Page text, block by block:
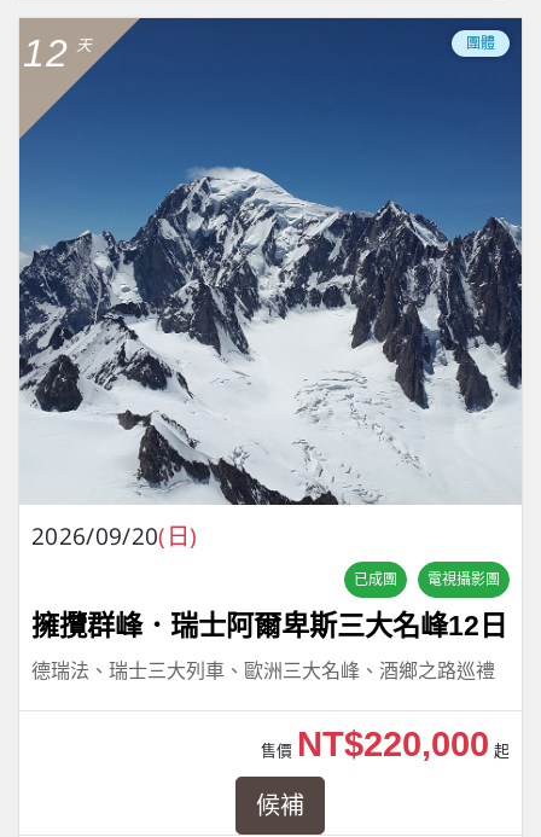
12 天 團體
2026/09/20(日)
已成團 電視攝影團
擁攬群峰．瑞士阿爾卑斯三大名峰12日
德瑞法、瑞士三大列車、歐洲三大名峰、酒鄉之路巡禮
售價 NT$220,000 起
候補